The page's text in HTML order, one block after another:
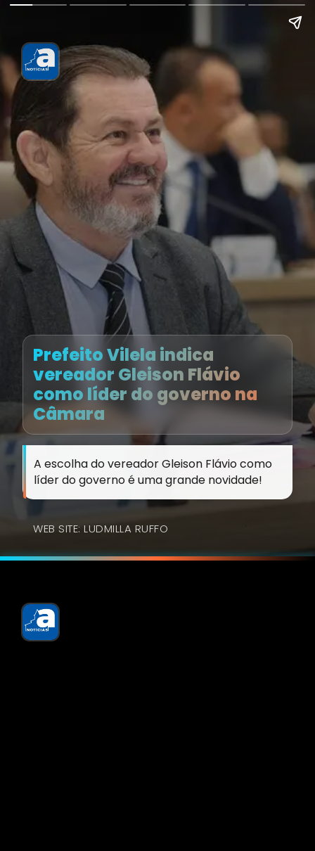
Prefeito Vilela indica
vereador Gleison Flávio
como líder do governo na
Câmara
A escolha do vereador Gleison Flávio como
líder do governo é uma grande novidade!
WEB SITE: LUDMILLA RUFFO